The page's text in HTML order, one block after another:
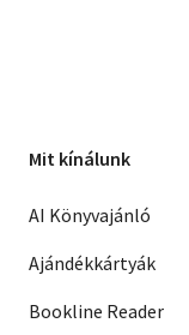
Mit kínálunk
AI Könyvajánló
Ajándékkártyák
Bookline Reader